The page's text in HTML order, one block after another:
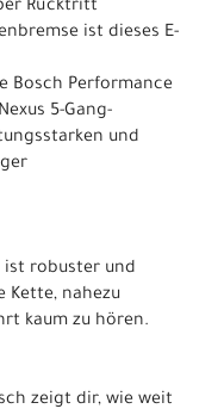
Rücktritt
ist dieses E-
Bosch Performance
5-Gang-
und
ist robuster und
Kette, nahezu
kaum zu hören.
zeigt dir, wie weit